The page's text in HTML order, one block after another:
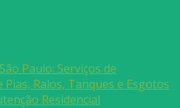
Paulo: Serviços de
Ralos, Tanques e Esgotos
Residencial